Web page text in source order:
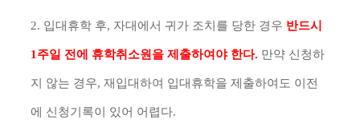
2. 입대휴학 후, 자대에서 귀가 조치를 당한 경우 반드시
1주일 전에 휴학취소원을 제출하여야 한다. 만약 신청하
지 않는 경우, 재입대하여 입대휴학을 제출하여도 이전
에 신청기록이 있어 어렵다.